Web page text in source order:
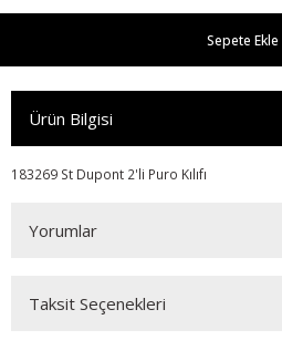
Sepete Ekle
Ürün Bilgisi
183269 St Dupont 2'li Puro Kılıfı
Yorumlar
Taksit Seçenekleri